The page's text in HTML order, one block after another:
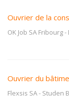
Ouvrier de la
OK Job SA Fribourg-
Ouvrier du
Flexsis SA- Studen